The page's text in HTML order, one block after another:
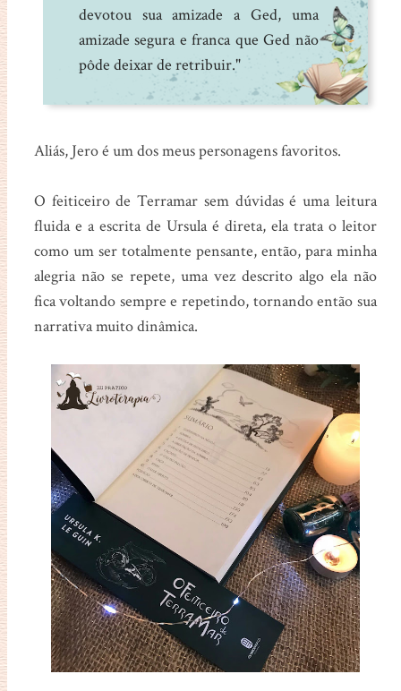
devotou sua amizade a Ged, uma
amizade segura e franca que Ged não
pôde deixar de retribuir."
Aliás, Jero é um dos meus personagens favoritos.
O feiticeiro de Terramar sem dúvidas é uma leitura
fluida e a escrita de Ursula é direta, ela trata o leitor
como um ser totalmente pensante, então, para minha
alegria não se repete, uma vez descrito algo ela não
fica voltando sempre e repetindo, tornando então sua
narrativa muito dinâmica.